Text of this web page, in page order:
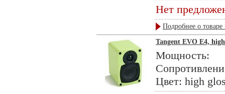
Нет
Подробнее о товаре
Tangent EVO E4, high
Мощность:
Цвет: high